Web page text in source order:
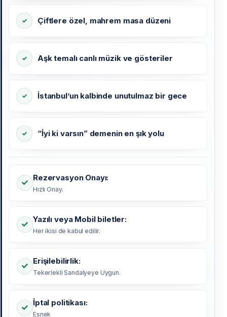
Çiftlere özel, mahrem masa düzeni
Aşk temalı canlı müzik ve gösteriler
İstanbul’un kalbinde unutulmaz bir gece
“İyi ki varsın” demenin en şık yolu
Rezervasyon Onayı:
Hızlı Onay.
Yazılı veya Mobil biletler:
Her ikisi de kabul edilir.
Erişilebilirlik:
Tekerlekli Sandalyeye Uygun.
İptal politikası:
Esnek